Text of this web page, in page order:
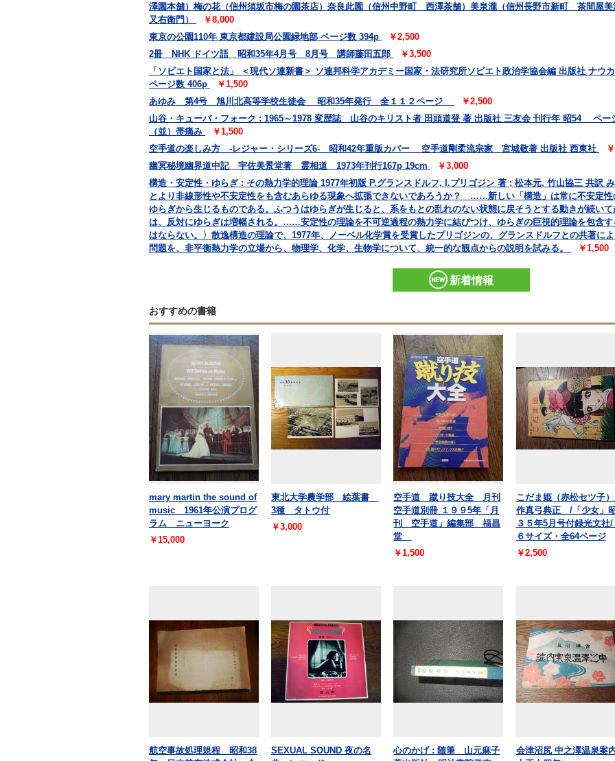
澤園本舗）梅の花（信州須坂市梅の園茶店）奈良此園（信州中野町 西澤茶舗）美泉瀧（信州長野市新町 茶間屋
又右衛門）
￥8,000
東京の公園110年 東京都建設局公園緑地部 ページ数 394p
￥2,500
2冊 NHK ドイツ語 昭和35年4月号 8月号 講師藤田五郎
￥3,500
「ソビエト国家と法」 ＜現代ソ連新書＞ ソ連邦科学アカデミー国家・法研究所ソビエト政治学協会編 出版社 ナウ
ページ数 406p
￥1,500
あゆみ 第4号 旭川北高等学校生徒会 昭和35年発行 全１１２ページ
￥2,500
山谷・キューバ・フォーク : 1965～1978 変歴誌 山谷のキリスト者 田頭道登 著 出版社 三友会 刊行年 昭54 ペー
（並）帯痛み
￥1,500
空手道の楽しみ方 -レジャー・シリーズ6- 昭和42年重版カバー 空手道剛柔流宗家 宮城敬著 出版社 西東社
幽冥秘境幽界道中記 宇佐美景堂著 霊相道 1973年刊行167p 19cm
￥3,000
構造・安定性・ゆらぎ : その熱力学的理論 1977年初版 P.グランスドルフ, I.プリゴジン 著 ; 松本元, 竹山協三 共訳
とより非線形性や不安定性をも含むあらゆる現象へ拡張できないであろうか？ ……新しい「構造」は常に不安定性
ゆらぎから生じるものである。ふつうはゆらぎが生じると、系をもとの乱れのない状態に戻そうとする動きが続い
は、反対にゆらぎは増幅される。……安定性の理論を不可逆過程の熱力学に結びつけ、ゆらぎの巨視的理論を包含
はならない。〉散逸構造の理論で、1977年、ノーベル化学賞を受賞したプリゴジンの、グランスドルフとの共著に
問題を、非平衡熱力学の立場から、物理学、化学、生物学について、統一的な観点からの説明を試みる。
￥1,500
新着情報
おすすめの書籍
mary martin the sound of
music 1961年公演プログ
ラム ニューヨーク
￥15,000
東北大学農学部 絵葉書
3種 タトウ付
￥3,000
空手道 蹴り技大全 月刊
空手道別冊 １９９5年「月
刊 空手道」編集部 福昌
堂
￥1,500
こだま姫（赤松セツ子
作真弓典正 /「少女」
３５年5月号付録光文社/
６サイズ・全64ページ
￥2,500
航空事故処理規程 昭和38
SEXUAL SOUND 夜の名
心のかげ : 随筆 山元麻子
会津沼尻 中之澤温泉案